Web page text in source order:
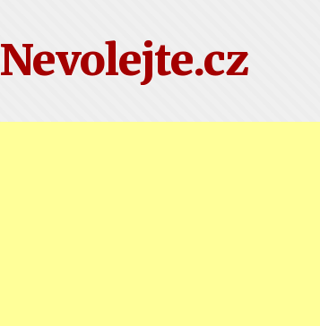
Nevolejte.cz